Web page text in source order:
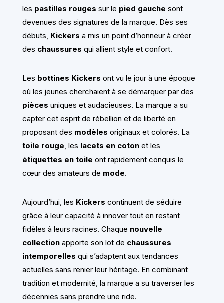
les pastilles rouges sur le pied gauche sont
devenues des signatures de la marque. Dès ses
débuts, Kickers a mis un point d’honneur à créer
des chaussures qui allient style et confort.
Les bottines Kickers ont vu le jour à une époque
où les jeunes cherchaient à se démarquer par des
pièces uniques et audacieuses. La marque a su
capter cet esprit de rébellion et de liberté en
proposant des modèles originaux et colorés. La
toile rouge, les lacets en cotonet les
étiquettes en toile ont rapidement conquis le
cœur des amateurs de mode.
Aujourd’hui, les Kickers continuent de séduire
grâce à leur capacité à innover tout en restant
fidèles à leurs racines. Chaque nouvelle
collectionapporte son lot de chaussures
intemporelles qui s’adaptent aux tendances
actuelles sans renier leur héritage. En combinant
tradition et modernité, la marque a su traverser les
décennies sans prendre une ride.